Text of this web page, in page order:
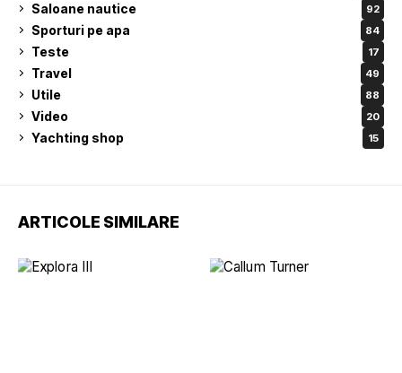
Saloane nautice 92
Sporturi pe apa 84
Teste 17
Travel 49
Utile 88
Video 20
Yachting shop 15
ARTICOLE SIMILARE